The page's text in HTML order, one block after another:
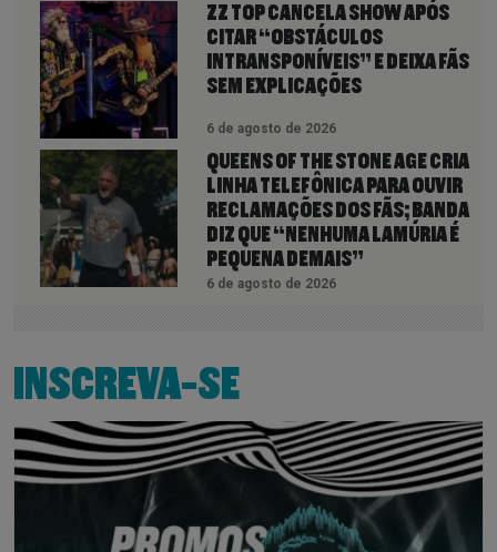
ZZ TOP CANCELA SHOW APÓS
CITAR “OBSTÁCULOS
INTRANSPONÍVEIS” E DEIXA FÃS
SEM EXPLICAÇÕES
6 de agosto de 2026
QUEENS OF THE STONE AGE CRIA
LINHA TELEFÔNICA PARA OUVIR
RECLAMAÇÕES DOS FÃS; BANDA
DIZ QUE “NENHUMA LAMÚRIA É
PEQUENA DEMAIS”
6 de agosto de 2026
INSCREVA-SE